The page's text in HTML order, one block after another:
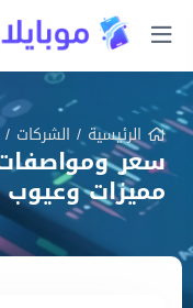
الرئيسية/ الشركات /
مميزات